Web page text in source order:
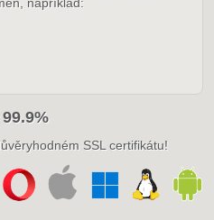
SSL certifikátu!